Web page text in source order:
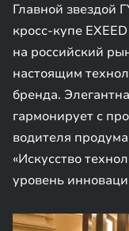
Главной звездой
кросс-купе
на российский
настоящим
бренда.
гармонирует с
водителя
«Искусство
уровень